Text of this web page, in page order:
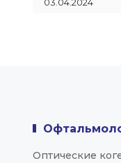
03.04.2024
Оптические